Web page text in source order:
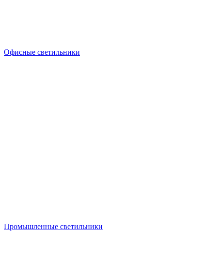
Офисные светильники
Промышленные светильники